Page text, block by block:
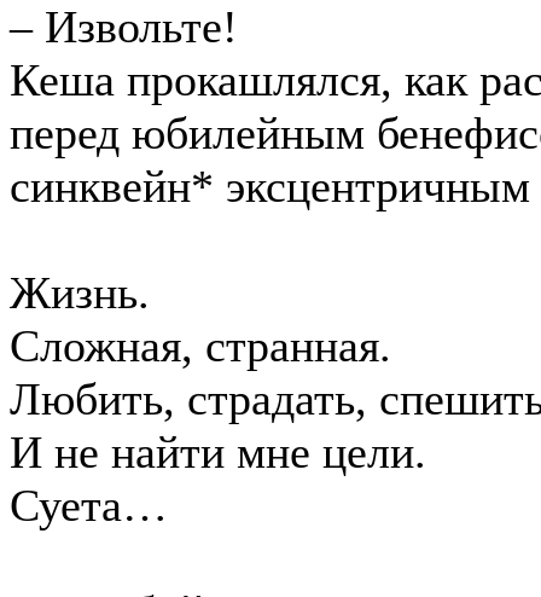
– Извольте!
Кеша прокашлялся, как
перед юбилейным
синквейн*
Жизнь.
Сложная, странная.
Любить, страдать,
И не найти мне цели.
Суета…